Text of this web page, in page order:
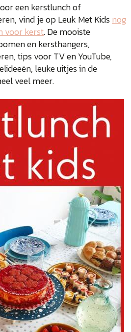
een kerstlunch of
vind je op Leuk Met Kids nog
voor kerst. De mooiste
en kersthangers,
tips voor TV en YouTube,
leuke uitjes in de
veel meer.